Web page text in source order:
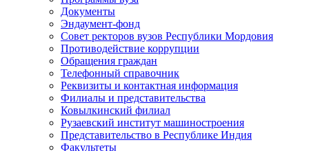
Документы
Эндаумент-фонд
Совет ректоров вузов Республики Мордовия
Противодействие коррупции
Обращения граждан
Телефонный справочник
Реквизиты и контактная информация
Филиалы и представительства
Ковылкинский филиал
Рузаевский институт машиностроения
Представительство в Республике Индия
Факультеты